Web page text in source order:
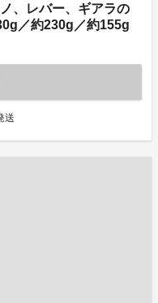
、レバー、ギアラの
／約230g／約155g
送